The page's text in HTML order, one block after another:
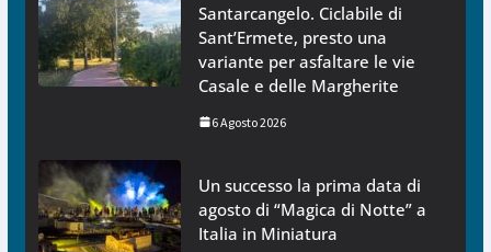
Santarcangelo. Ciclabile di
Sant’Ermete, presto una
variante per asfaltare le vie
Casale e delle Margherite
6 Agosto 2026
Un successo la prima data di
agosto di “Magica di Notte” a
Italia in Miniatura